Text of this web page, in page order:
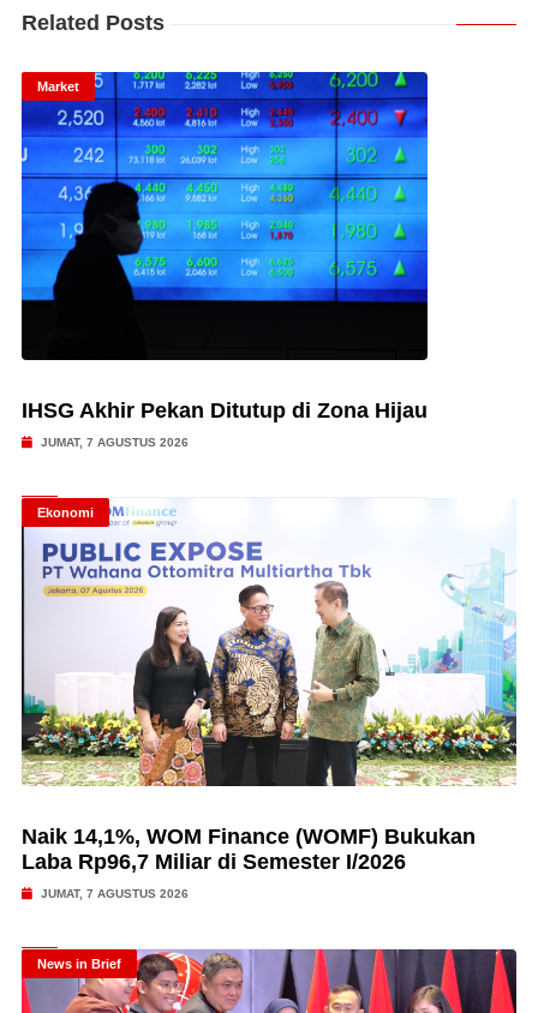
Related Posts
Market
IHSG Akhir Pekan Ditutup di Zona Hijau
JUMAT, 7 AGUSTUS 2026
Ekonomi
Naik 14,1%, WOM Finance (WOMF) Bukukan
Laba Rp96,7 Miliar di Semester I/2026
JUMAT, 7 AGUSTUS 2026
News in Brief